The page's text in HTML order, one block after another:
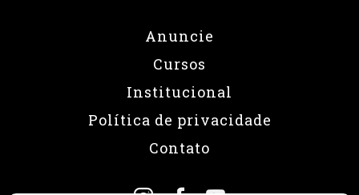
Anuncie
Cursos
Institucional
Política de privacidade
Contato